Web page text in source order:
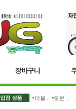
더블.. 오븐 ..